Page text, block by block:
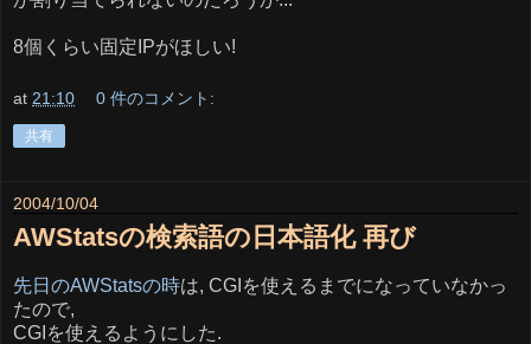
8個くらい固定IPがほしい!
at 21:10 0 件のコメント:
共有
2004/10/04
AWStatsの検索語の日本語化 再び
先日のAWStatsの時は, CGIを使えるまでになっていなかっ
たので,
CGIを使えるようにした.